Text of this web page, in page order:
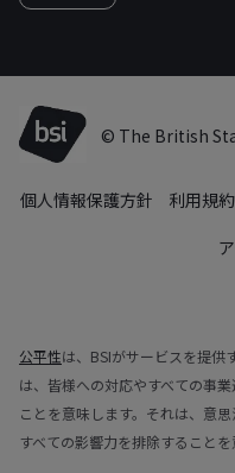
© The British
個人情報保護方針 利用規約
公平性は、BSIがサービスを提供
は、皆様への対応やすべての事
ことを意味します。それは、意
すべての影響力を排除することを